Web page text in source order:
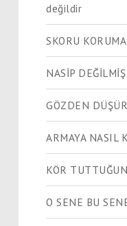
değildir
SKORU
NASİP
GÖZDEN
ARMAYA NASIL
KÖR
O SENE BU